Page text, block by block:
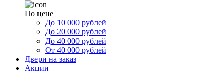
По цене
До 10 000 рублей
До 20 000 рублей
До 40 000 рублей
От 40 000 рублей
Двери на заказ
Акции